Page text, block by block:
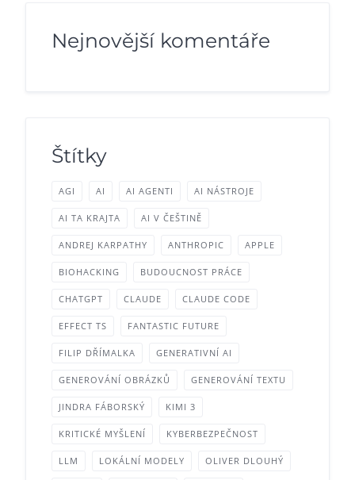
Nejnovější komentáře
Štítky
AGI AI AI AGENTI AI NÁSTROJE
AI TA KRAJTA AI V ČEŠTINĚ
ANDREJ KARPATHY ANTHROPIC APPLE
BIOHACKING BUDOUCNOST PRÁCE
CHATGPT CLAUDE CLAUDE CODE
EFFECT TS FANTASTIC FUTURE
FILIP DŘÍMALKA GENERATIVNÍ AI
GENEROVÁNÍ OBRÁZKŮ GENEROVÁNÍ TEXTU
JINDRA FÁBORSKÝ KIMI 3
KRITICKÉ MYŠLENÍ KYBERBEZPEČNOST
LLM LOKÁLNÍ MODELY OLIVER DLOUHÝ